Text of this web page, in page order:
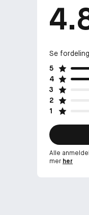
Se
5
4
3
2
1
Alle
mer her